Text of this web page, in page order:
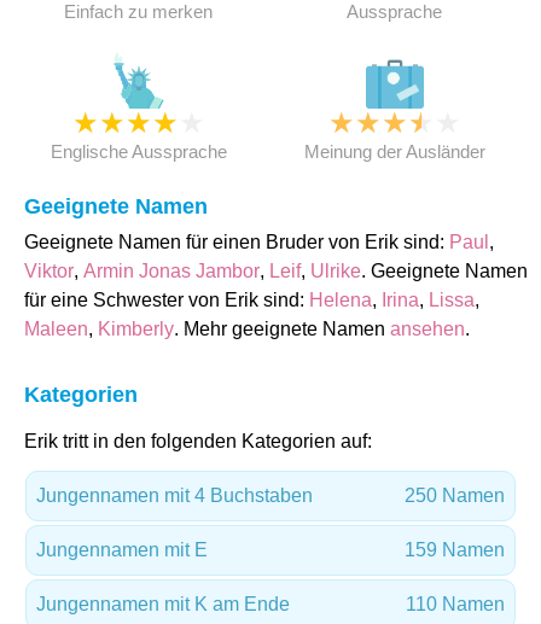
Einfach zu merken Aussprache
★★★★
Englische Aussprache
★★★★
Meinung der Ausländer
Geeignete Namen
Geeignete Namen für einen Bruder von Erik sind: Paul ,
Viktor, Armin Jonas Jambor, Leif, Ulrike. Geeignete Namen
für eine Schwester von Erik sind: Helena, Irina, Lissa,
Maleen, Kimberly. Mehr geeignete Namen ansehen.
Kategorien
Erik tritt in den folgenden Kategorien auf:
Jungennamen mit 4 Buchstaben 250 Namen
Jungennamen mit E 159 Namen
Jungennamen mit K am Ende 110 Namen